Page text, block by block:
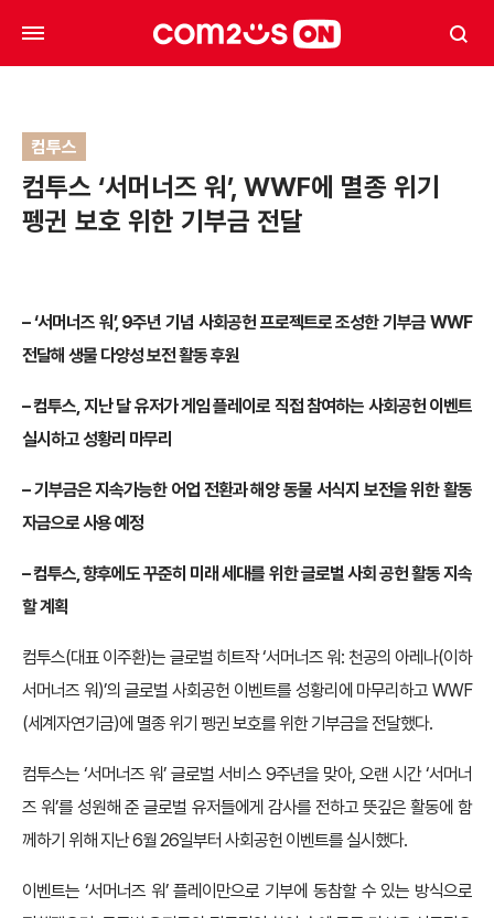
컴투스
컴투스 ‘서머너즈 워’, WWF에 멸종 위기
펭귄 보호 위한 기부금 전달
– ‘서머너즈 워’, 9주년 기념 사회공헌 프로젝트로 조성한 기부금 WWF
전달해 생물 다양성 보전 활동 후원
– 컴투스, 지난 달 유저가 게임 플레이로 직접 참여하는 사회공헌 이벤트
실시하고 성황리 마무리
– 기부금은 지속가능한 어업 전환과 해양 동물 서식지 보전을 위한 활동
자금으로 사용 예정
– 컴투스, 향후에도 꾸준히 미래 세대를 위한 글로벌 사회 공헌 활동 지속
할 계획
컴투스(대표 이주환)는 글로벌 히트작 ‘서머너즈 워: 천공의 아레나(이하
서머너즈 워)’의 글로벌 사회공헌 이벤트를 성황리에 마무리하고 WWF
(세계자연기금)에 멸종 위기 펭귄 보호를 위한 기부금을 전달했다.
컴투스는 ‘서머너즈 워’ 글로벌 서비스 9주년을 맞아, 오랜 시간 ‘서머너
즈 워’를 성원해 준 글로벌 유저들에게 감사를 전하고 뜻깊은 활동에 함
께하기 위해 지난 6월 26일부터 사회공헌 이벤트를 실시했다.
이벤트는 ‘서머너즈 워’ 플레이만으로 기부에 동참할 수 있는 방식으로